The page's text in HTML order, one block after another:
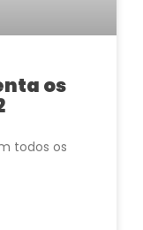
os
todos os